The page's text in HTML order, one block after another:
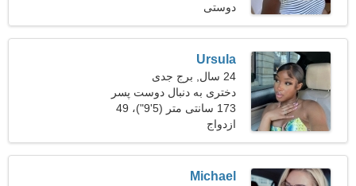
کیلوگرم (116 پوند)
دوستی
Ursula
24 سال, برج جدی
دختری به دنبال دوست پسر
27-34
173 سانتی متر (5'9")، 49
کیلوگرم (108 پوند)
ازدواج
Michael